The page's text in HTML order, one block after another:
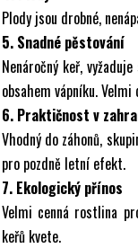
Plody jsou drobné,
5. Snadné pěstování
Nenáročný keř,
obsahem vápníku.
6. Praktičnost v
Vhodný do záhonů,
pro pozdně letní efekt.
7. Ekologický přínos
Velmi cenná rostlina
keřů kvete.